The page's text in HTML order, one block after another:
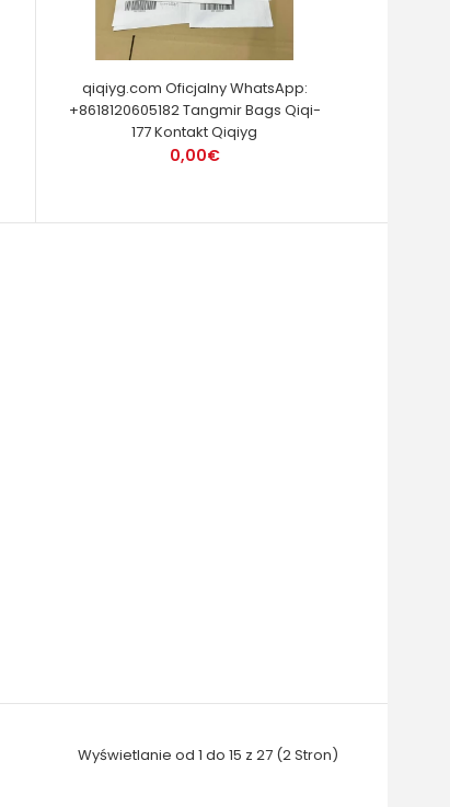
qiqiyg.com Oficjalny WhatsApp:
+8618120605182 Tangmir Bags Qiqi-
177 Kontakt Qiqiyg
0,00€
Wyświetlanie od 1 do 15 z 27 (2 Stron)